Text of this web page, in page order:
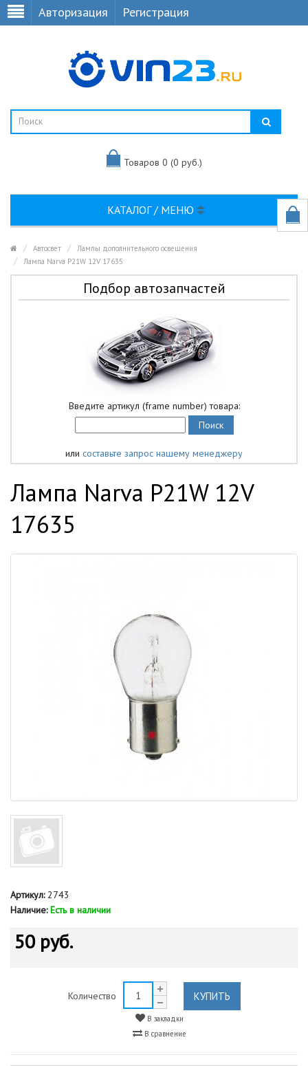
Авторизация Регистрация
Товаров 0 (0 руб.)
КАТАЛОГ / МЕНЮ
Автосвет
Лампы дополнительного освещения
Лампа Narva P21W 12V 17635
Подбор автозапчастей
Введите артикул (frame number) товара:
или составьте запрос нашему менеджеру
Лампа Narva P21W 12V
17635
Артикул:2743
Наличие: Есть в наличии
50 руб.
Количество КУПИТЬ
В закладки
В сравнение